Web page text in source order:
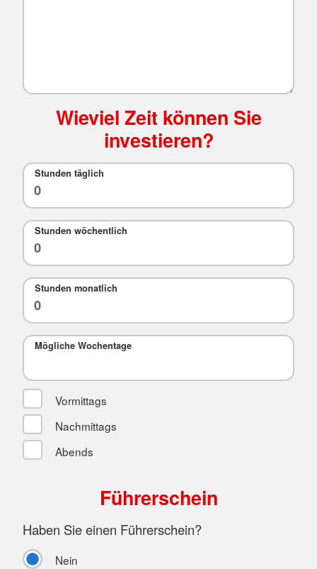
Wieviel Zeit können Sie
investieren?
Stunden täglich
Stunden wöchentlich
Stunden monatlich
Mögliche Wochentage
Vormittags
Nachmittags
Abends
Führerschein
Haben Sie einen Führerschein?
Nein